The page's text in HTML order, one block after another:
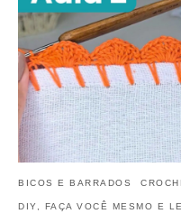
BICOS E BARRADOS
DIY, FAÇA VOCÊ MESMO E